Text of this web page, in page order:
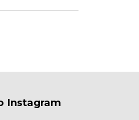
Instagram